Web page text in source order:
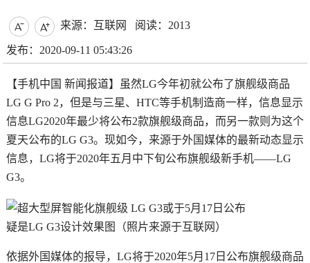
  来源：互联网 阅读：2013
发布：2020-09-11 05:43:26
【手机中国 新闻报道】虽然LG今年初就公布了旗舰级商品
LG G Pro 2，但是与三星、HTC等手机制造商一样，信息显示
信息LG2020年最少将公布2款旗舰级商品，而另一款则为这个
夏天公布的LG G3。现如今，来源于外国媒体的最新动态显示
信息，LG将于2020年五月中下旬公布旗舰级新手机——LG
G3。
疑是LG G3设计效果图（照片来源于互联网）
依据外国媒体的报导，LG将于2020年5月17日公布旗舰级商品